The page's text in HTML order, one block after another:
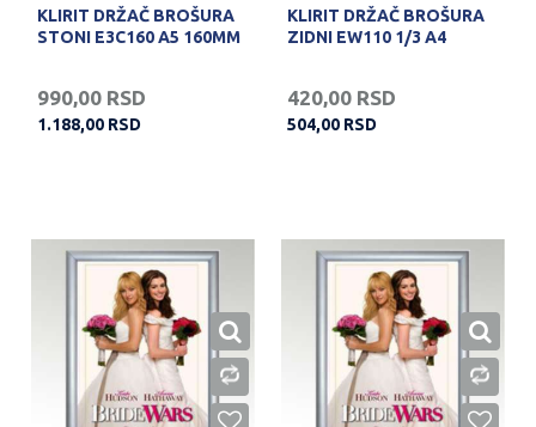
KLIRIT DRŽAČ BROŠURA
STONI E3C160 A5 160MM
990,00 RSD
1.188,00 RSD
KLIRIT DRŽAČ BROŠURA
ZIDNI EW110 1/3 A4
420,00 RSD
504,00 RSD